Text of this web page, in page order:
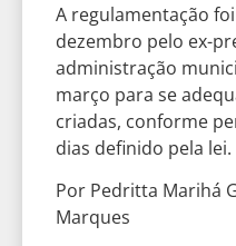
A regulamentação
dezembro pelo ex-
administração
março para se
criadas, conforme
dias definido pela lei.
Por Pedritta Marihá
Marques